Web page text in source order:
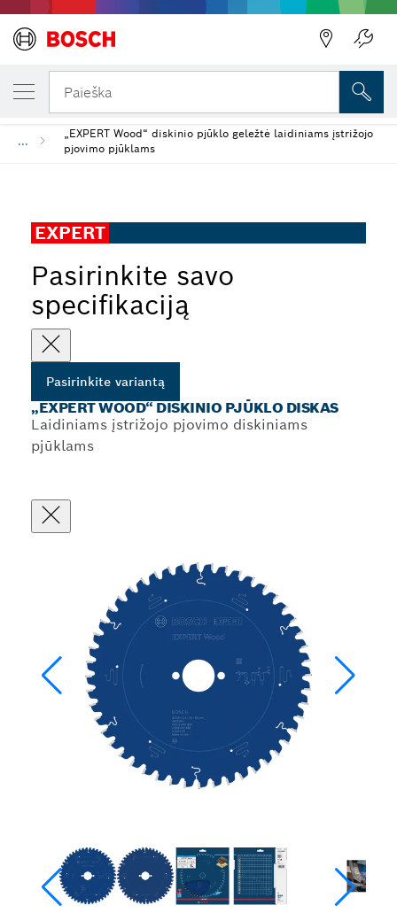
Paieška
...
„EXPERT Wood“ diskinio pjūklo geležtė laidiniams įstrižojo
pjovimo pjūklams
EXPERT
Pasirinkite savo
specifikaciją
Pasirinkite variantą
„EXPERT WOOD“ DISKINIO PJŪKLO DISKAS
Laidiniams įstrižojo pjovimo diskiniams
pjūklams
JŪSŲ PASIRINKTAS VARIANTAS
„EXPERT Wood“ diskinio pjūklo diskas